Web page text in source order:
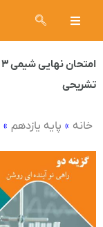
تشریحی
خانه » پایه یازدهم »